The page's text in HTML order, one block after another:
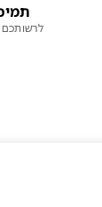
לרשותכם